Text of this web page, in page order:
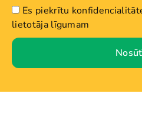
Es piekrītu
lietotāja līgumam